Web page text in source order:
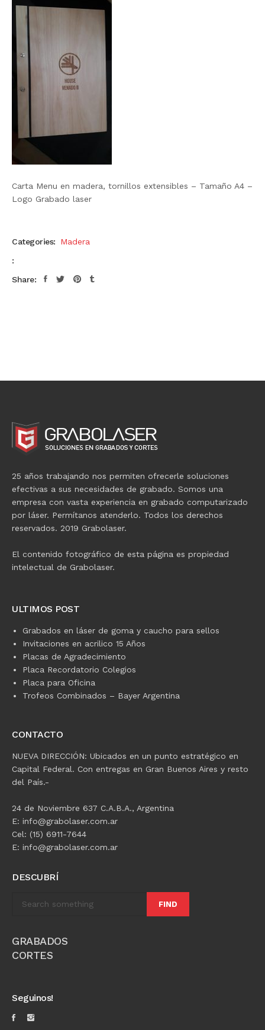
Carta Menu en madera, tornillos extensibles – Tamaño A4 –
Logo Grabado laser
Categories:
Madera
:
Share:
25 años trabajando nos permiten ofrecerle soluciones
efectivas a sus necesidades de grabado. Somos una
empresa con vasta experiencia en grabado computarizado
por láser. Permítanos atenderlo. Todos los derechos
reservados. 2019 Grabolaser.
El contenido fotográfico de esta página es propiedad
intelectual de Grabolaser.
ULTIMOS POST
Grabados en láser de goma y caucho para sellos
Invitaciones en acrilico 15 Años
Placas de Agradecimiento
Placa Recordatorio Colegios
Placa para Oficina
Trofeos Combinados – Bayer Argentina
CONTACTO
NUEVA DIRECCIÓN: Ubicados en un punto estratégico en
Capital Federal. Con entregas en Gran Buenos Aires y resto
del País.-
24 de Noviembre 637 C.A.B.A., Argentina
E: info@grabolaser.com.ar
Cel: (15) 6911-7644
E: info@grabolaser.com.ar
DESCUBRÍ
FIND
GRABADOS
CORTES
Seguinos!